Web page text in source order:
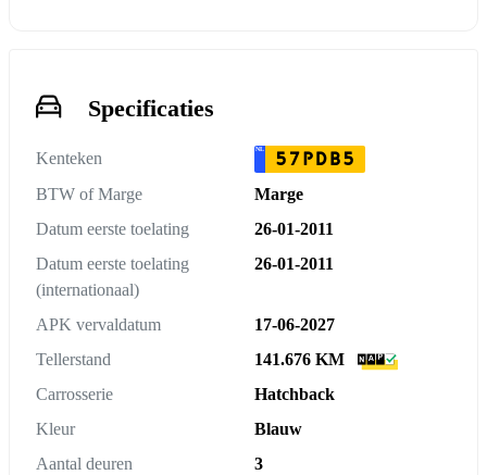
Specificaties
Kenteken NL 57PDB5
BTW of Marge
Marge
Datum eerste toelating
26-01-2011
Datum eerste toelating
(internationaal)
26-01-2011
APK vervaldatum
17-06-2027
Tellerstand
141.676 KM
Carrosserie
Hatchback
Kleur
Blauw
Aantal deuren
3